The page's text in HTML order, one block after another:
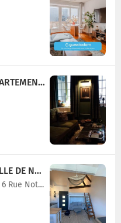
DOMAINE DES SORCIERS - APPARTEMENT HARRY POTTER
STUDIO 22M2 NEUF CENTRE VILLE DE NANTES À 100M DE LA CATHÉDRALE
44000 Nantes